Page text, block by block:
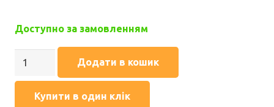
Доступно за замовленням
Elit
Додати в кошик
Купити в один клік